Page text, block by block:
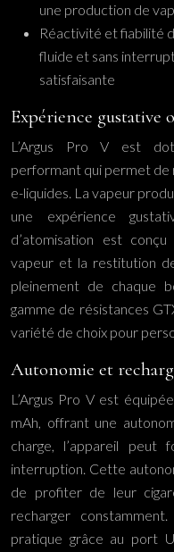
une production de
Réactivité et fiabilité
fluide et sans
satisfaisante
Expérience gustative
L’Argus Pro V est
performant qui permet de
e-liquides. La vapeur
une expérience
d’atomisation est
vapeur et la restitution
pleinement de chaque
gamme de résistances
variété de choix pour
Autonomie et
L’Argus Pro V est
mAh, offrant une
charge, l’appareil peut
interruption. Cette
de profiter de leur
recharger
pratique grâce au port